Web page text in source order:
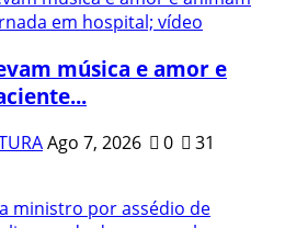
música e amor e
Ago 7, 2026 0 31